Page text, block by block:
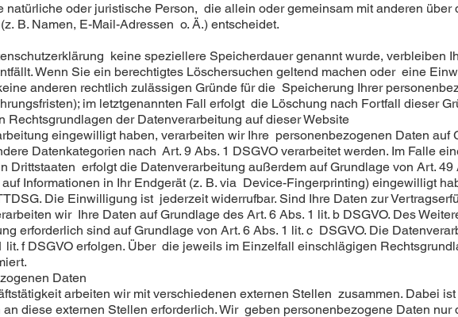
natürliche oder juristische Person, die allein oder gemeinsam mit anderen
B. Namen, E-Mail-Adressen o. Ä.) entscheidet.
keine speziellere Speicherdauer genannt wurde, verbleiben
Wenn Sie ein berechtigtes Löschersuchen geltend machen oder eine
anderen rechtlich zulässigen Gründe für die Speicherung Ihrer
im letztgenannten Fall erfolgt die Löschung nach Fortfall dieser
Rechtsgrundlagen der Datenverarbeitung auf dieser Website
eingewilligt haben, verarbeiten wir Ihre personenbezogenen Daten auf
Datenkategorien nach Art. 9 Abs. 1 DSGVO verarbeitet werden. Im Falle
Drittstaaten erfolgt die Datenverarbeitung außerdem auf Grundlage von Art.
Informationen in Ihr Endgerät (z. B. via Device-Fingerprinting) eingewilligt
Die Einwilligung ist jederzeit widerrufbar. Sind Ihre Daten zur
wir Ihre Daten auf Grundlage des Art. 6 Abs. 1 lit. b DSGVO. Des
erforderlich sind auf Grundlage von Art. 6 Abs. 1 lit. c DSGVO. Die
lit. f DSGVO erfolgen. Über die jeweils im Einzelfall einschlägigen
Daten
arbeiten wir mit verschiedenen externen Stellen zusammen. Dabei
diese externen Stellen erforderlich. Wir geben personenbezogene Daten